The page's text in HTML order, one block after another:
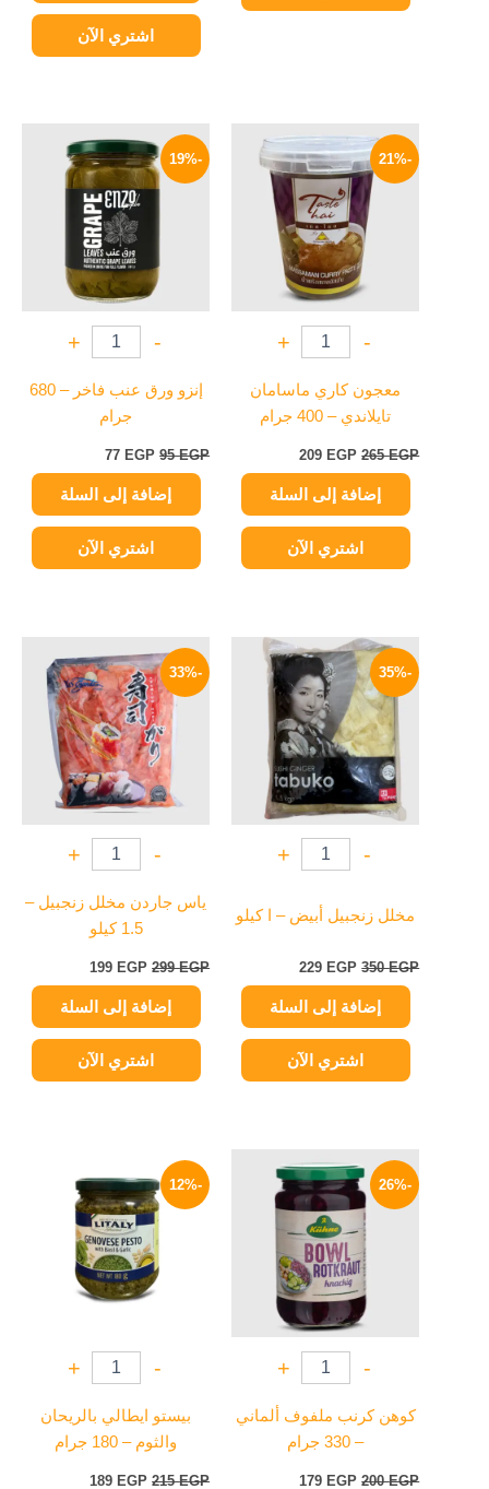
اشتري الآن
-21%
-
+
معجون كاري ماسامان
تايلاندي – 400 جرام
265EGP
الأصلي
هو:
265 EGP.
209 EGP
الحالي
هو:
209 EGP.
إضافة إلى السلة
اشتري الآن
-19%
-
+
إنزو ورق عنب فاخر – 680
جرام
95EGP
الأصلي
هو:
95 EGP.
77 EGP
الحالي
هو:
77 EGP.
إضافة إلى السلة
اشتري الآن
-35%
-
+
مخلل زنجبيل أبيض – ا كيلو
350EGP
السعر
الأصلي
هو:
350 EGP.
229 EGP
السعر
الحالي
هو:
229 EGP.
إضافة إلى السلة
اشتري الآن
-33%
-
+
ياس جاردن مخلل زنجبيل –
1.5 كيلو
299EGP
الأصلي
هو:
299 EGP.
199 EGP
الحالي
هو:
199 EGP.
إضافة إلى السلة
اشتري الآن
-26%
-
+
كوهن كرنب ملفوف ألماني
– 330 جرام
200EGP
الأصلي
هو:
200 EGP.
179 EGP
الحالي
هو:
179 EGP.
-12%
-
+
بيستو ايطالي بالريحان
والثوم – 180 جرام
215EGP
الأصلي
هو:
215 EGP.
189 EGP
الحالي
هو:
189 EGP.